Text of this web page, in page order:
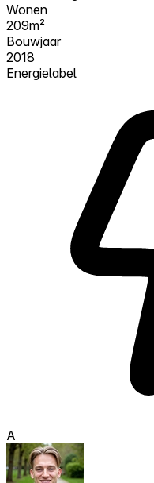
Wonen
209m²
Bouwjaar
2018
Energielabel
A